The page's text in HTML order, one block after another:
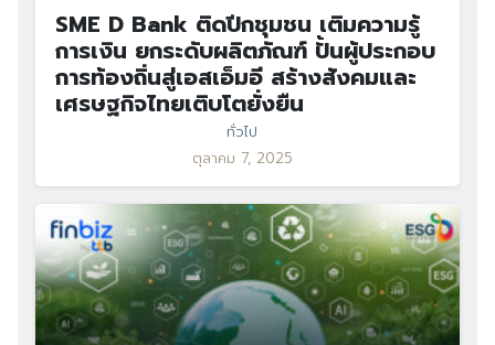
SME D Bank ติดปีกชุมชน เติมความรู้
การเงิน ยกระดับผลิตภัณฑ์ ปั้นผู้ประกอบ
การท้องถิ่นสู่เอสเอ็มอี สร้างสังคมและ
เศรษฐกิจไทยเติบโตยั่งยืน
ทั่วไป
ตุลาคม 7, 2025